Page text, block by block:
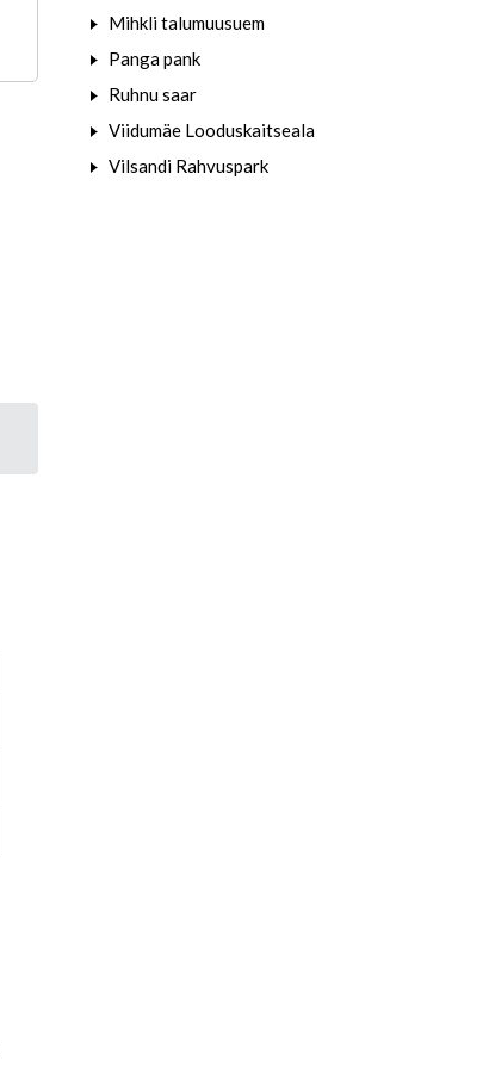
Mihkli talumuusuem
Panga pank
Ruhnu saar
Viidumäe Looduskaitseala
Vilsandi Rahvuspark